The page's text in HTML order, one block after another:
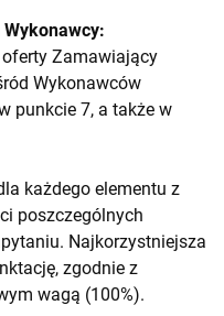
Zamawiający
Wykonawców
punkcie 7, a także w
każdego elementu z
poszczególnych
Najkorzystniejsza
zgodnie z
wagą (100%).